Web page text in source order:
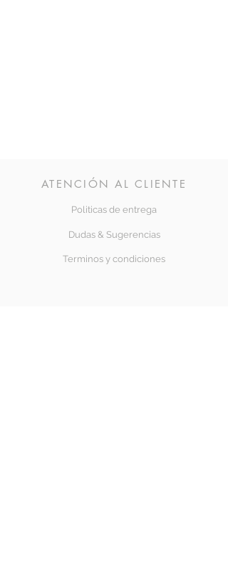
ATENCIÓN AL CLIENTE
Politicas de entrega
Dudas & Sugerencias
Terminos y condiciones